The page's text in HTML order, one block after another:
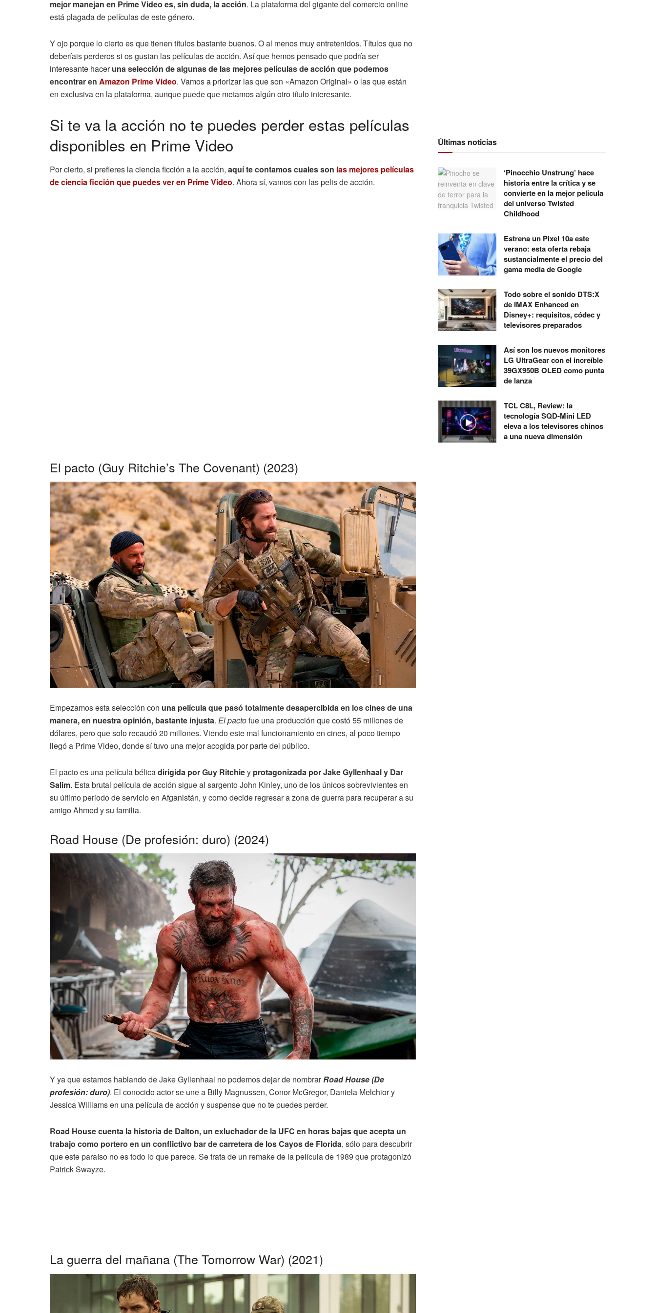
mejor manejan en Prime Video es, sin duda, la acción. La plataforma del gigante del comercio online
está plagada de películas de este género.
Y ojo porque lo cierto es que tienen títulos bastante buenos. O al menos muy entretenidos. Títulos que no
deberíais perderos si os gustan las películas de acción. Así que hemos pensado que podría ser
interesante haceruna selección de algunas de las mejores películas de acción que podemos
encontrar en Amazon Prime Video. Vamos a priorizar las que son «Amazon Original» o las que están
en exclusiva en la plataforma, aunque puede que metamos algún otro título interesante.
Si te va la acción no te puedes perder estas películas
disponibles en Prime Video
Por cierto, si prefieres la ciencia ficción a la acción, aquí te contamos cuales son las mejores películas
de ciencia ficción que puedes ver en Prime Video. Ahora sí, vamos con las pelis de acción.
El pacto (Guy Ritchie’s The Covenant) (2023)
Empezamos esta selección con una película que pasó totalmente desapercibida en los cines de una
manera, en nuestra opinión, bastante injusta. El pactofue una producción que costó 55 millones de
dólares, pero que solo recaudó 20 millones. Viendo este mal funcionamiento en cines, al poco tiempo
llegó a Prime Video, donde sí tuvo una mejor acogida por parte del público.
El pacto es una película bélicadirigida por Guy Ritchiey protagonizada por Jake Gyllenhaal y Dar
Salim. Esta brutal película de acción sigue al sargento John Kinley, uno de los únicos sobrevivientes en
su último periodo de servicio en Afganistán, y como decide regresar a zona de guerra para recuperar a su
amigo Ahmed y su familia.
Road House (De profesión: duro) (2024)
Y ya que estamos hablando de Jake Gyllenhaal no podemos dejar de nombrarRoad House (De
profesión: duro). El conocido actor se une a Billy Magnussen, Conor McGregor, Daniela Melchior y
Jessica Williams en una película de acción y suspense que no te puedes perder.
Road House cuenta la historia de Dalton, un exluchador de la UFC en horas bajas que acepta un
trabajo como portero en un conflictivo bar de carretera de los Cayos de Florida, sólo para descubrir
que este paraíso no es todo lo que parece. Se trata de un remake de la película de 1989 que protagonizó
Patrick Swayze.
La guerra del mañana (The Tomorrow War) (2021)
Últimas noticias
‘Pinocchio Unstrung’ hace
historia entre la crítica y se
convierte en la mejor película
del universo Twisted
Childhood
Estrena un Pixel 10a este
verano: esta oferta rebaja
sustancialmente el precio del
gama media de Google
Todo sobre el sonido DTS:X
de IMAX Enhanced en
Disney+: requisitos, códec y
televisores preparados
Así son los nuevos monitores
LG UltraGear con el increíble
39GX950B OLED como punta
de lanza
TCL C8L, Review: la
tecnología SQD-Mini LED
eleva a los televisores chinos
a una nueva dimensión